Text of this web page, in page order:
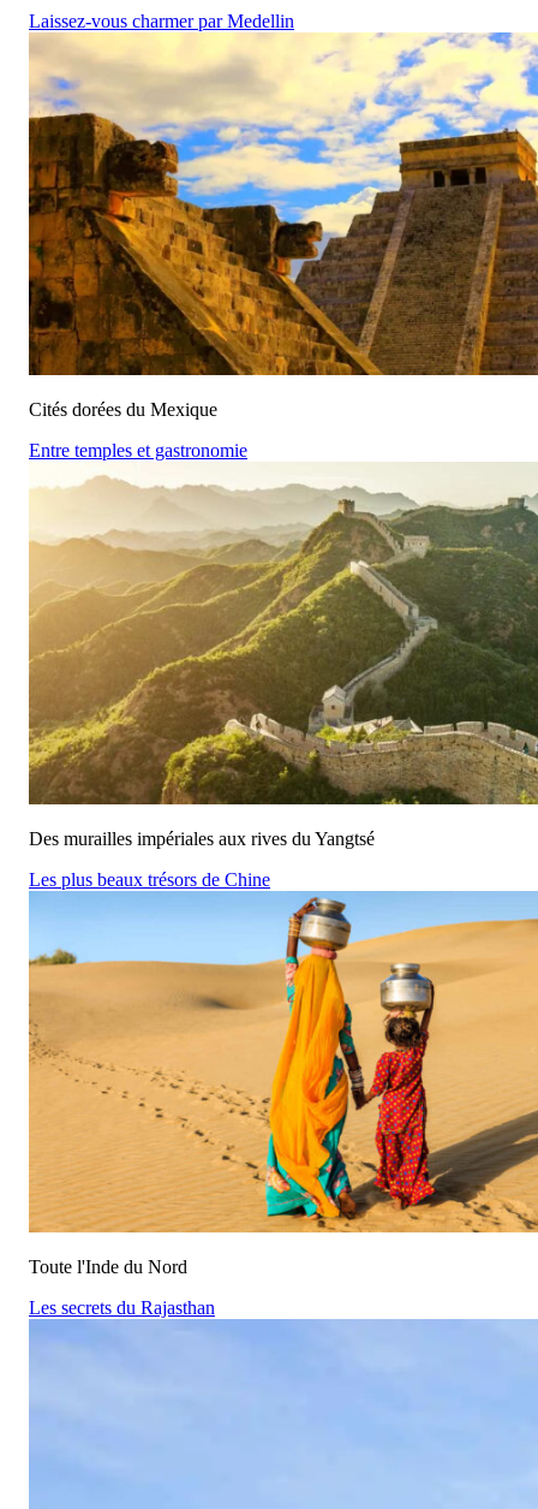
Laissez-vous charmer par Medellin
Cités dorées du Mexique
Entre temples et gastronomie
Des murailles impériales aux rives du Yangtsé
Les plus beaux trésors de Chine
Toute l'Inde du Nord
Les secrets du Rajasthan